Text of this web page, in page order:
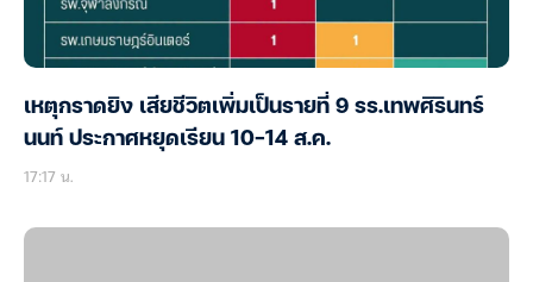
เหตุกราดยิง เสียชีวิตเพิ่มเป็นรายที่ 9 รร.เทพศิรินทร์
นนท์ ประกาศหยุดเรียน 10-14 ส.ค.
17:17 น.